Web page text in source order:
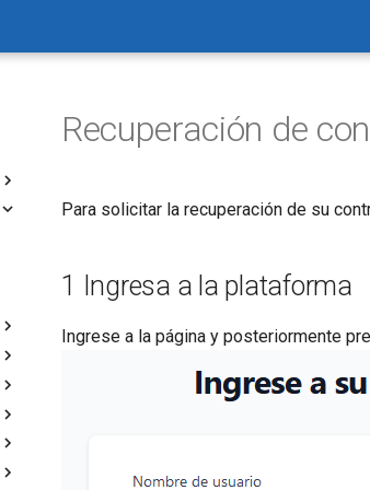
Recuperación de
Para solicitar la recuperación de su
1 Ingresa a la plataforma
Ingrese a la página y posteriormente